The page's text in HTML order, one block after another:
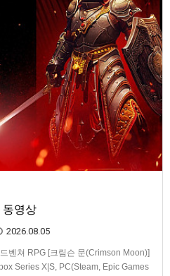
동영상
2026.08.05
벤쳐 RPG [크림슨 문(Crimson Moon)]
Series X|S, PC(Steam, Epic Games